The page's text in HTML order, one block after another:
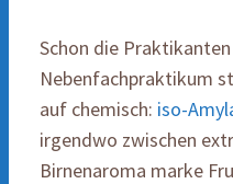
Schon die
Nebenfachpraktikum
auf chemisch: iso-
irgendwo zwischen
Birnenaroma marke